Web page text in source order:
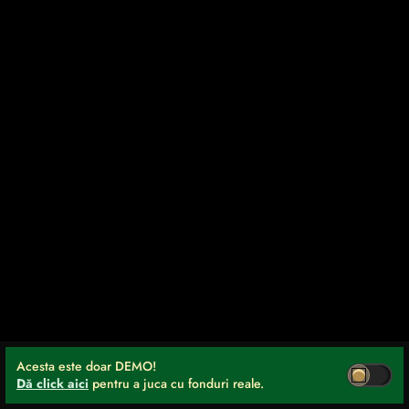
Acesta este doar DEMO!
Dă click aici pentru a juca cu fonduri reale.